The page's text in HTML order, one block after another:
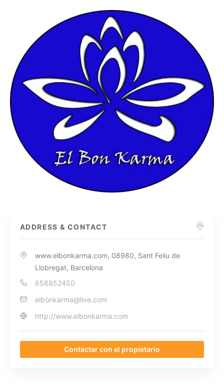
ADDRESS & CONTACT
www.elbonkarma.com, 08980, Sant Feliu de
Llobregat, Barcelona
656852450
elbonkarma@live.com
http://www.elbonkarma.com
Contactar con el propietario